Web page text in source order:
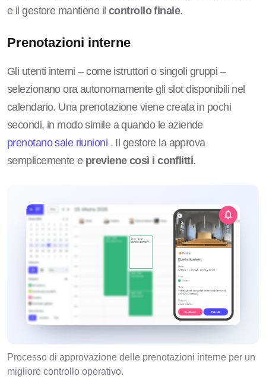
e il gestore mantiene ilcontrollo finale.
Prenotazioni interne
Gli utenti interni – come istruttori o singoli gruppi –
selezionano ora autonomamente gli slot disponibili nel
calendario. Una prenotazione viene creata in pochi
secondi, in modo simile a quando le aziende
prenotano sale riunioni . Il gestore la approva
semplicemente e previene così i conflitti.
Processo di approvazione delle prenotazioni interne per un
migliore controllo operativo.